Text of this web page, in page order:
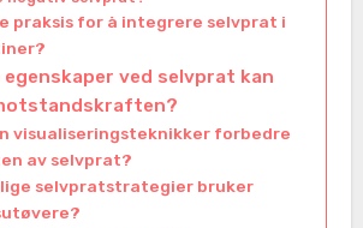
praksis for å integrere selvprat i
egenskaper ved selvprat kan
visualiseringsteknikker forbedre
av selvprat?
selvpratstrategier bruker